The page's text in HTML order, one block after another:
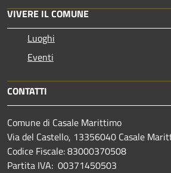
VIVERE IL COMUNE
Luoghi
Eventi
CONTATTI
Comune di Casale Marittimo
Via del Castello, 13356040 Casale
Codice Fiscale: 83000370508
Partita IVA: 00371450503